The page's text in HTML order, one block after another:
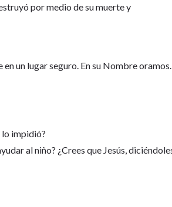
por medio de su muerte y
un lugar seguro. En su Nombre oramos.
lo impidió?
al niño? ¿Crees que Jesús,